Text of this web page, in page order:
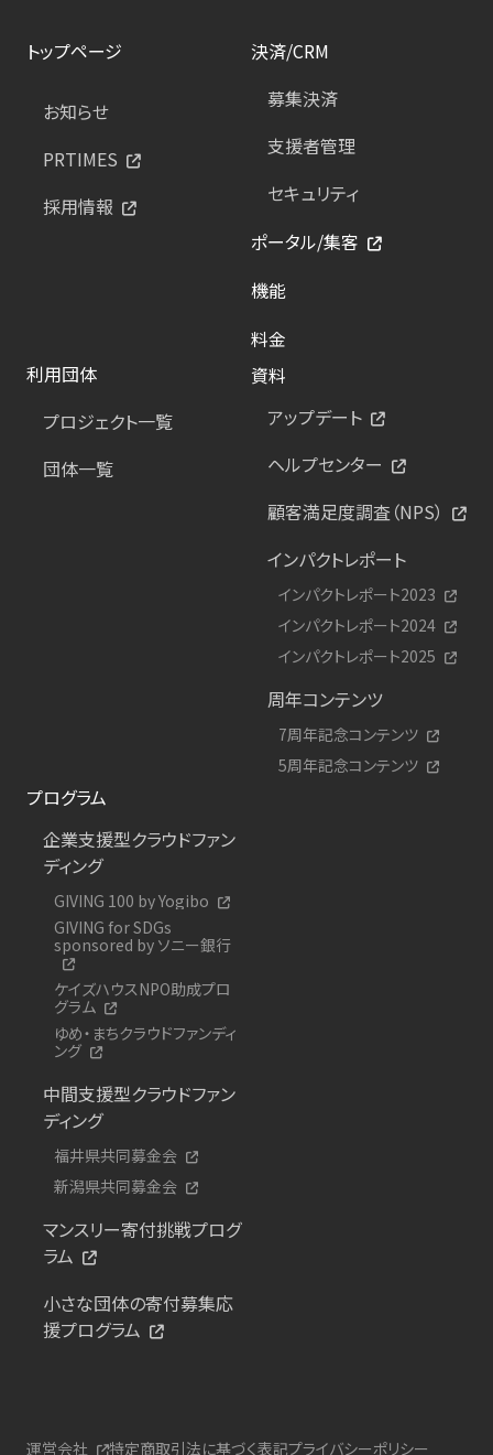
トップページ
お知らせ
PRTIMES
採用情報
決済/CRM
募集決済
支援者管理
セキュリティ
ポータル/集客
機能
料金
利用団体
プロジェクト一覧
団体一覧
資料
アップデート
ヘルプセンター
顧客満足度調査（NPS）
インパクトレポート
インパクトレポート2023
インパクトレポート2024
インパクトレポート2025
周年コンテンツ
7周年記念コンテンツ
5周年記念コンテンツ
プログラム
企業支援型クラウドファン
ディング
GIVING 100 by Yogibo
GIVING for SDGs
sponsored by ソニー銀行
ケイズハウスNPO助成プロ
グラム
ゆめ・まちクラウドファンディ
ング
中間支援型クラウドファン
ディング
福井県共同募金会
新潟県共同募金会
マンスリー寄付挑戦プログ
ラム
小さな団体の寄付募集応
援プログラム
運営会社 特定商取引法に基づく表記プライバシーポリシー